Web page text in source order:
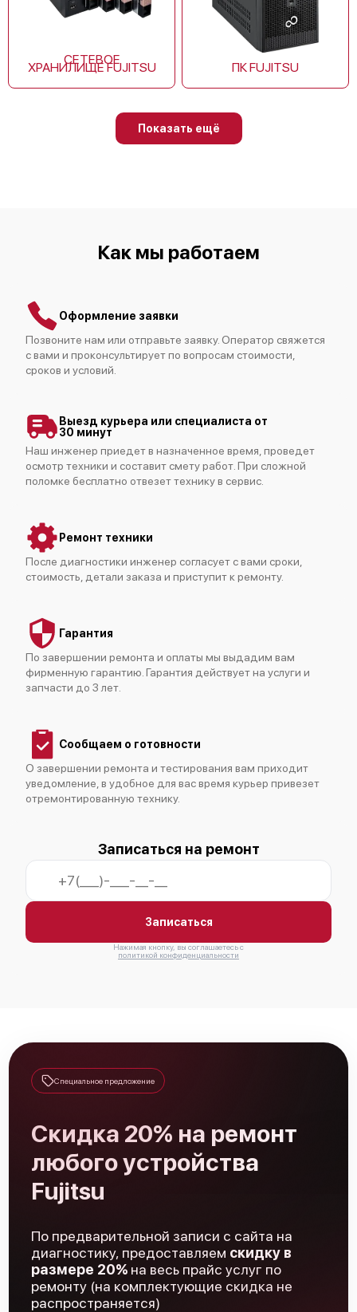
Fujitsu AUXG12KVLA
Fujitsu AUXG14KVLA
Fujitsu ABYG18KRTA
Fujitsu AUXG24KVLA
Fujitsu ABYG24KRTA
Fujitsu ABYG36KRTA
Fujitsu AUXG30KRLB
СЕТЕВОЕ
ХРАНИЛИЩЕ FUJITSU ПК FUJITSU
Показать ещё
Как мы работаем
Оформление заявки
Позвоните нам или отправьте заявку. Оператор свяжется
с вами и проконсультирует по вопросам стоимости,
сроков и условий.
Выезд курьера или специалиста от
30 минут
Наш инженер приедет в назначенное время, проведет
осмотр техники и составит смету работ. При сложной
поломке бесплатно отвезет технику в сервис.
Ремонт техники
После диагностики инженер согласует с вами сроки,
стоимость, детали заказа и приступит к ремонту.
Гарантия
По завершении ремонта и оплаты мы выдадим вам
фирменную гарантию. Гарантия действует на услуги и
запчасти до 3 лет.
Сообщаем о готовности
О завершении ремонта и тестирования вам приходит
уведомление, в удобное для вас время курьер привезет
отремонтированную технику.
Записаться на ремонт
Записаться
Нажимая кнопку, вы соглашаетесь с
политикой конфиденциальности
Специальное предложение
Скидка 20% на ремонт
любого устройства
Fujitsu
По предварительной записи с сайта на
диагностику, предоставляем скидку в
размере 20% на весь прайс услуг по
ремонту (на комплектующие скидка не
распространяется)